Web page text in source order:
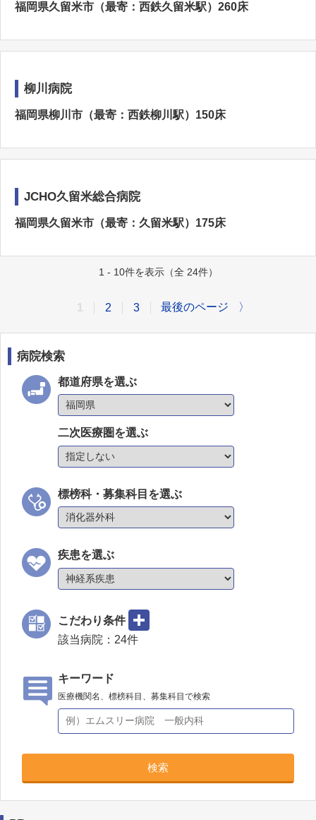
福岡県久留米市（最寄：西鉄久留米駅）260床
柳川病院
福岡県柳川市（最寄：西鉄柳川駅）150床
JCHO久留米総合病院
福岡県久留米市（最寄：久留米駅）175床
1 - 10件を表示（全 24件）
2 3 最後のページ 〉
病院検索
都道府県を選ぶ
二次医療圏を選ぶ
標榜科・募集科目を選ぶ
疾患を選ぶ
こだわり条件
該当病院： 24件
キーワード
医療機関名、標榜科目、募集科目で検索
検索